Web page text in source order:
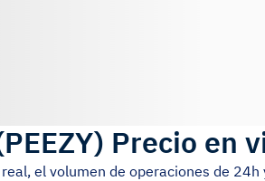
PEEZY) Precio en
el volumen de operaciones de